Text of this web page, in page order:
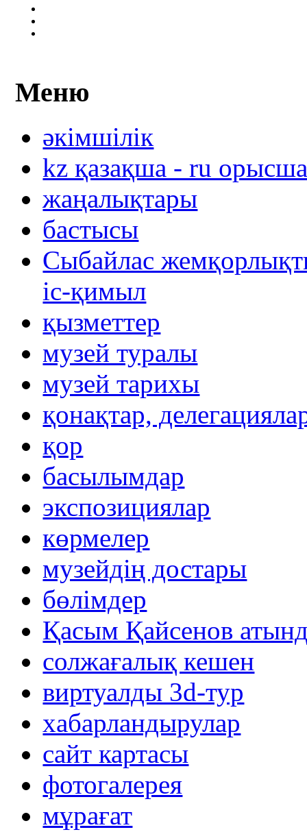
Меню
әкімшілік
kz қазақша - ru
жаңалықтары
бастысы
Сыбайлас
іс-қимыл
қызметтер
музей туралы
музей тарихы
қонақтар,
қор
басылымдар
экспозициялар
көрмелер
музейдің достары
бөлімдер
Қасым Қайсенов
солжағалық кешен
виртуалды 3d-тур
xабарландырулар
сайт картасы
фотогалерея
мұрағат